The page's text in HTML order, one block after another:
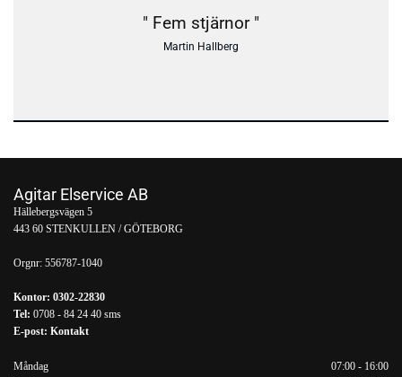
" Fem stjärnor "
Martin Hallberg
Agitar Elservice AB
Hällebergsvägen 5
443 60 STENKULLEN / GÖTEBORG
Orgnr: 556787-1040
Kontor: 0302-22830
Tel: 0708 - 84 24 40 sms
E-post: Kontakt
Måndag
07:00 - 16:00